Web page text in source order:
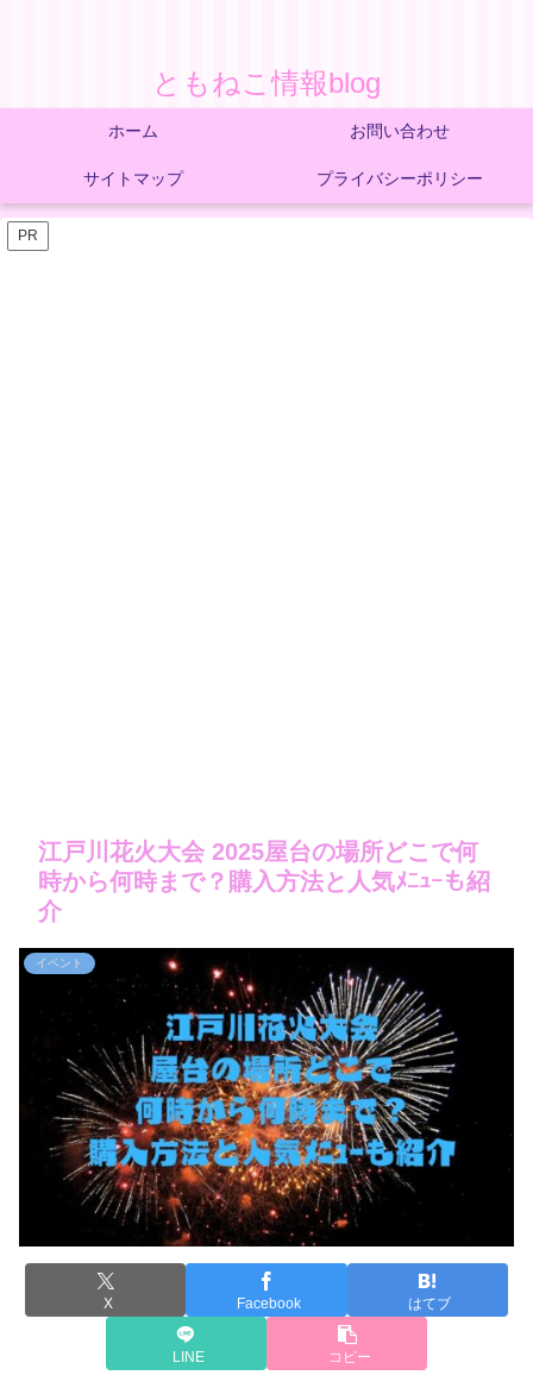
ともねこ情報blog
ホーム お問い合わせ
サイトマップ プライバシーポリシー
PR
江戸川花火大会 2025屋台の場所どこで何
時から何時まで？購入方法と人気ﾒﾆｭｰも紹
介
イベント
X Facebook はてブ
LINE コピー